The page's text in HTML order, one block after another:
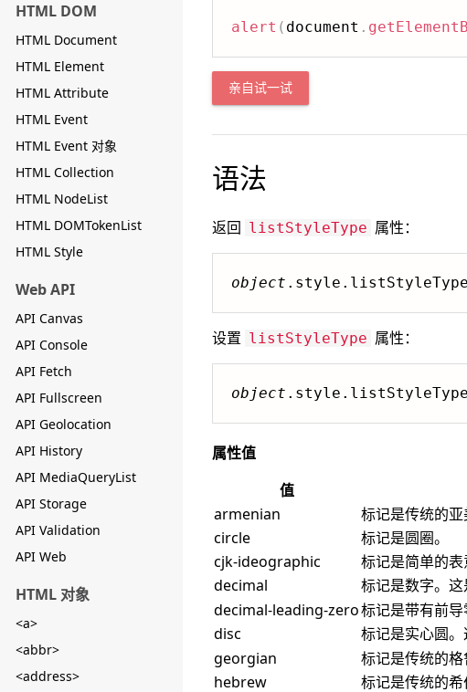
HTML DOM
HTML Document
HTML Element
HTML Attribute
HTML Event
HTML Event 对象
HTML Collection
HTML NodeList
HTML DOMTokenList
HTML Style
Web API
API Canvas
API Console
API Fetch
API Fullscreen
API Geolocation
API History
API MediaQueryList
API Storage
API Validation
API Web
HTML 对象
<a>
<abbr>
<address>
alert ( document .
亲自试一试
语法
返回 listStyleType 属性：
object .style.listStyleType
设置 listStyleType 属性：
object
属性值
值
armenian
标记是传统的亚
circle
标记是圆圈。
cjk-ideographic
标记是简单的表
decimal
标记是数字。这
decimal-leading-zero标记是带有前导
disc
标记是实心圆。
georgian
标记是传统的格
hebrew
标记是传统的希